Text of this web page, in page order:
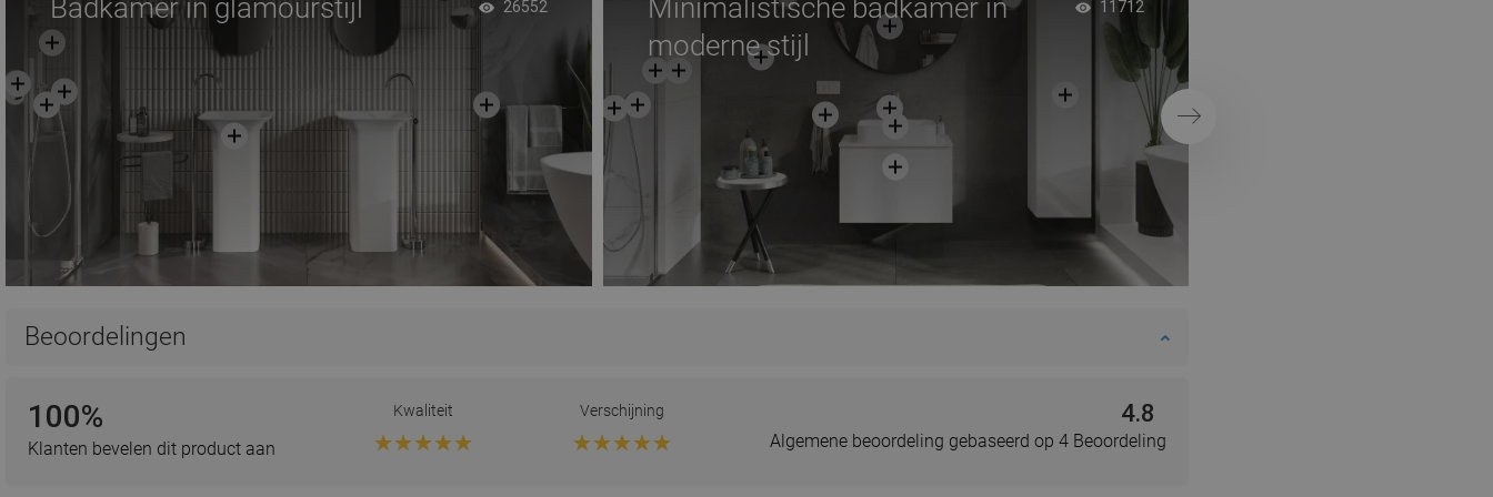
Badkamer in glamourstijl 26552
Minimalistische badkamer in
moderne stijl
11712
Volgende
Beoordelingen
100%
Klanten bevelen dit product aan
Kwaliteit Verschijning 4.8
Algemene beoordeling gebaseerd op 4 Beoordeling